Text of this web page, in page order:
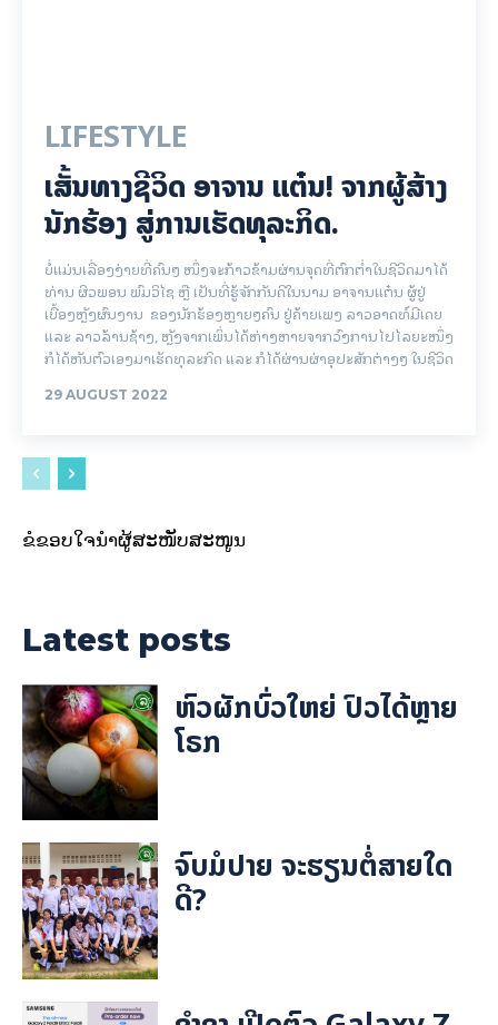
LIFESTYLE
ເສັ້ນທາງຊີວິດ ອາຈານ ແຕ໋ນ! ຈາກຜູ້ສ້າງ
ນັກຮ້ອງ ສູ່ການເຮັດທຸລະກິດ.
ບໍ່ແມ່ນເລື່ອງງ່າຍທີ່ຄົນໆ ໜຶ່ງຈະກ້າວຂ້າມຜ່ານຈຸດທີ່ຕົກຕ່ຳໃນຊີວິດມາໄດ້
ທ່ານ ຜິວພອນ ພົມວິໄຊ ຫຼື ເປັນທີ່ຮູ້ຈັກກັນດີໃນນາມ ອາຈານແຕ໋ນ ຜູ້ຢູ່
ເບື້ອງຫຼັງຜົນງານ ຂອງນັກຮ້ອງຫຼາຍໆຄົນ ຢູ່ຄ້າຍເພງ ລາວອາດທ໌ມີເດຍ
ແລະ ລາວລ້ານຊ້າງ, ຫຼັງຈາກເພິ່ນໄດ້ຫ່າງຫາຍຈາກວົງການໄປໄລຍະໜຶ່ງ
ກໍໄດ້ຫັນຕົວເອງມາເຮັດທຸລະກິດ ແລະ ກໍໄດ້ຜ່ານຜ່າອຸປະສັກຕ່າງໆ ໃນຊີວິດ
29 AUGUST 2022
ຂໍຂອບໃຈນຳຜູ້ສະໜັບສະໜູນ
Latest posts
ຫົວຜັກບົ່ວໃຫຍ່ ປົວໄດ້ຫຼາຍ
ໂຣກ
ຈົບມໍປາຍ ຈະຮຽນຕໍ່ສາຍໃດ
ດີ?